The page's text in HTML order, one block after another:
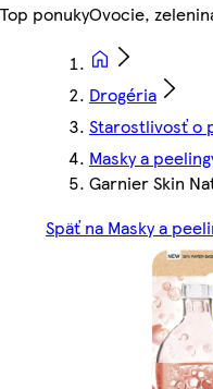
Top ponukyOvocie,
Drogéria
Starostlivosť o
Masky a
Garnier Skin
Späť na Masky a